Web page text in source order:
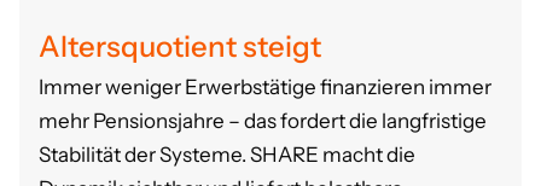
Altersquotient steigt
Immer weniger Erwerbstätige finanzieren immer
mehr Pensionsjahre – das fordert die langfristige
Stabilität der Systeme. SHARE macht die